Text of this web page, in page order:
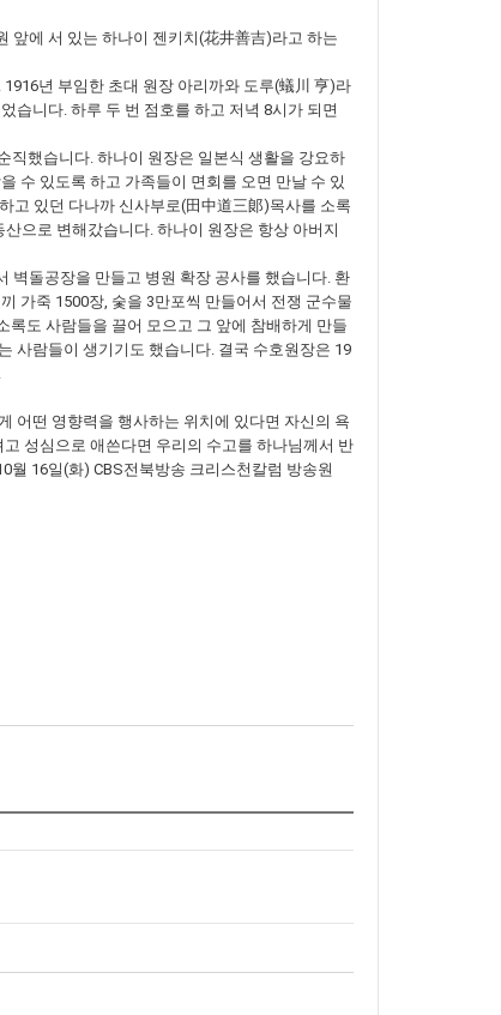
앞에 서 있는 하나이 젠키치(花井善吉)라고 하는
년 부임한 초대 원장 아리까와 도루(蟻川 亨)라
습니다. 하루 두 번 점호를 하고 저녁 8시가 되면
직했습니다. 하나이 원장은 일본식 생활을 강요하
수 있도록 하고 가족들이 면회를 오면 만날 수 있
고 있던 다나까 신사부로(田中道三郞)목사를 소록
으로 변해갔습니다. 하나이 원장은 항상 아버지
벽돌공장을 만들고 병원 확장 공사를 했습니다. 환
가죽 1500장, 숯을 3만포씩 만들어서 전쟁 군수물
도 사람들을 끌어 모으고 그 앞에 참배하게 만들
사람들이 생기기도 했습니다. 결국 수호원장은 19
어떤 영향력을 행사하는 위치에 있다면 자신의 욕
성심으로 애쓴다면 우리의 수고를 하나님께서 반
16일(화) CBS전북방송 크리스천칼럼 방송원